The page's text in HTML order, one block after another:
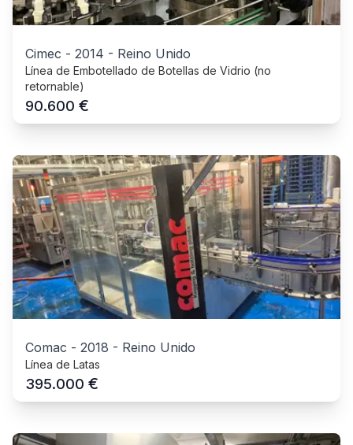
Cimec - 2014 - Reino Unido
Línea de Embotellado de Botellas de Vidrio (no
retornable)
90.600 €
Comac - 2018 - Reino Unido
Línea de Latas
395.000 €